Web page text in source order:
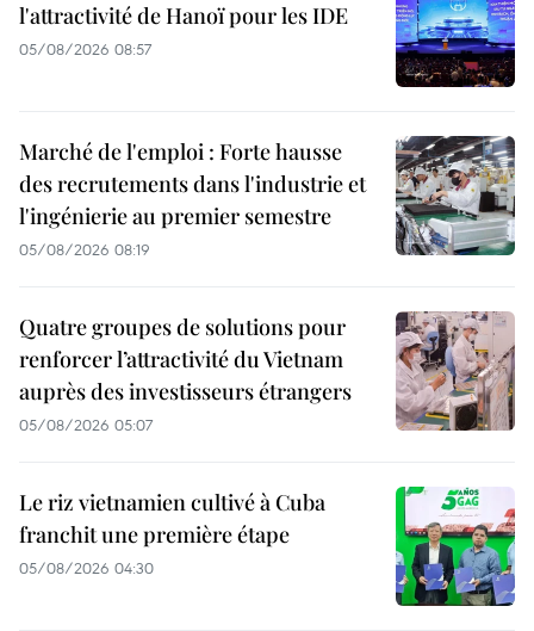
l'attractivité de Hanoï pour les IDE
05/08/2026 08:57
Marché de l'emploi : Forte hausse
des recrutements dans l'industrie et
l'ingénierie au premier semestre
05/08/2026 08:19
Quatre groupes de solutions pour
renforcer l’attractivité du Vietnam
auprès des investisseurs étrangers
05/08/2026 05:07
Le riz vietnamien cultivé à Cuba
franchit une première étape
05/08/2026 04:30